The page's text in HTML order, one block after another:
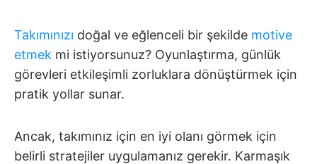
Takımınızı doğal ve eğlenceli bir şekilde motive
etmek mi istiyorsunuz? Oyunlaştırma, günlük
görevleri etkileşimli zorluklara dönüştürmek için
pratik yollar sunar.
Ancak, takımınız için en iyi olanı görmek için
belirli stratejiler uygulamanız gerekir. Karmaşık